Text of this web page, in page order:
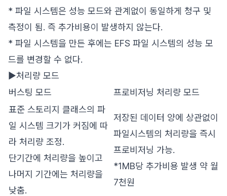
* 파일 시스템은 성능 모드와 관계없이 동일하게 청구 및
측정이 됨. 즉 추가비용이 발생하지 않는다.
* 파일 시스템을 만든 후에는 EFS 파일 시스템의 성능 모
드를 변경할 수 없다.
▶처리량 모드
버스팅 모드
프로비저닝 처리량 모드
표준 스토리지 클래스의 파
일 시스템 크기가 커짐에 따
라 처리량 조정.
단기간에 처리량을 높이고
나머지 기간에는 처리량을
낮춤.
저장된 데이터 양에 상관없이
파일시스템의 처리량을 즉시
프로비저닝 가능.
*1MB당 추가비용 발생 약 월
7천원